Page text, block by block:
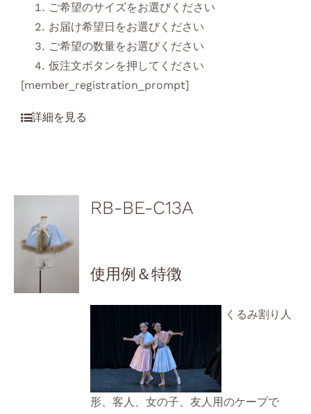
ご希望のサイズをお選びください
お届け希望日をお選びください
ご希望の数量をお選びください
仮注文ボタンを押してください
[member_registration_prompt]
RB-BE-C13A
使用例＆特徴
くるみ割り人
形、客人、女の子、友人用のケープで